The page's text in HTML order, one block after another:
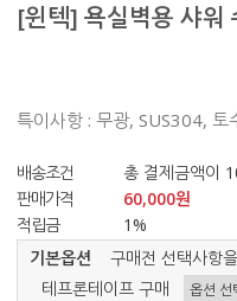
[윈텍] 욕실벽용 샤워
특이사항 : 무광, SUS304, 토
배송조건
총 결제금액이
판매가격
60,000원
적립금
1%
기본옵션 구매전 선택사항
테프론테이프 구매